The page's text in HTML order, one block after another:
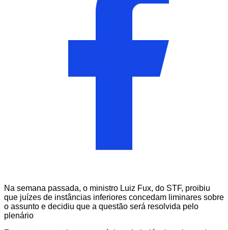
Na semana passada, o ministro Luiz Fux, do STF, proibiu
que juízes de instâncias inferiores concedam liminares sobre
o assunto e decidiu que a questão será resolvida pelo
plenário